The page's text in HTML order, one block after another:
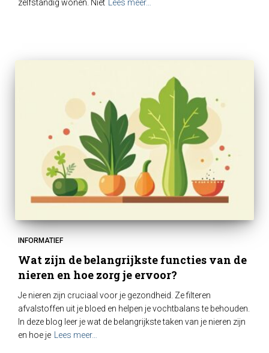
zelfstandig wonen. Niet Lees meer…
INFORMATIEF
Wat zijn de belangrijkste functies van de
nieren en hoe zorg je ervoor?
Je nieren zijn cruciaal voor je gezondheid. Ze filteren
afvalstoffen uit je bloed en helpen je vochtbalans te behouden.
In deze blog leer je wat de belangrijkste taken van je nieren zijn
en hoe je
Lees meer…